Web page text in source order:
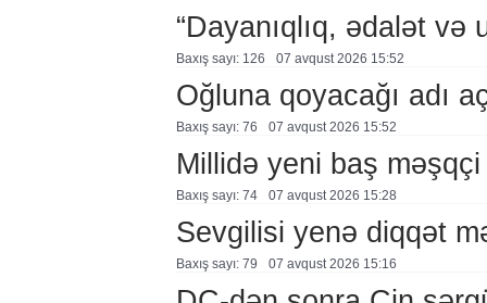
“Dayanıqlıq, ədalət
Baxış sayı: 126 07 avqust 2026 15:52
Oğluna qoyacağı adı
Baxış sayı: 76 07 avqust 2026 15:52
Millidə yeni baş məşqçi
Baxış sayı: 74 07 avqust 2026 15:28
Sevgilisi yenə diqqət
Baxış sayı: 79 07 avqust 2026 15:16